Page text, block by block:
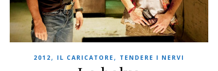
2012, IL CARICATORE , TENDERE I NERVI